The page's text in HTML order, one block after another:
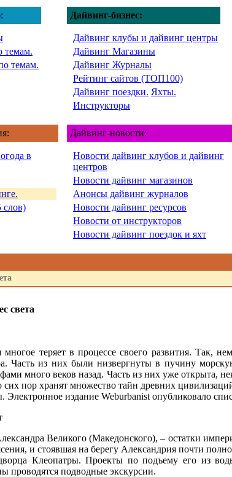
темам.
темам.
Дайвинг-бизнес:
Дайвинг клубы и дайвинг центры
Дайвинг Магазины
Дайвинг Журналы
Рейтинг сайтов (ТОП100)
Дайвинг поездки. Яхты.
Инструкторы
в
слов)
Дайвинг-новости:
Новости дайвинг клубов и дайвинг
центров
Новости дайвинг магазинов
Анонсы дайвинг журналов
Новости дайвинг ресурсов
Новости от инструкторов
Новости дайвинг поездок и яхт
света
многое теряет в процессе своего развития. Так,
Часть из них были низвергнуты в пучину
много веков назад. Часть из них уже открыта,
сих пор хранят множество тайн древних
Электронное издание Weburbanist опубликовало
Великого (Македонского), – остатки
и стоявшая на берегу Александрия почти
Клеопатры. Проекты по подъему его из
проводятся подводные экскурсии.